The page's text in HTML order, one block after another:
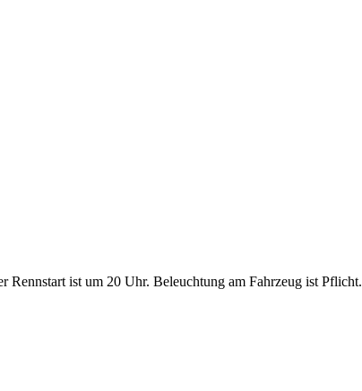
Rennstart ist um 20 Uhr. Beleuchtung am Fahrzeug ist Pflicht.